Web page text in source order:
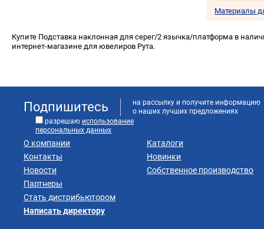
Материалы
Купите Подставка наклонная для серег/2 язычка/платформа в
интернет-магазине для ювелиров Рута.
Подпишитесь
на рассылку и получите информацию
о наших лучших предложениях
разрешаю использование
персональных данных
О компании
Контакты
Новости
Партнеры
Стать дистрибьютором
Каталоги
Новинки
Собственное производство
Написать директору